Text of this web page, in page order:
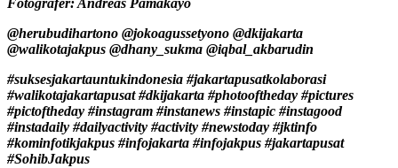
Fotografer: Andreas Pamakayo
@herubudihartono @jokoagussetyono @dkijakarta
@walikotajakpus @dhany_sukma @iqbal_akbarudin
#suksesjakartauntukindonesia #jakartapusatkolaborasi
#walikotajakartapusat #dkijakarta #photooftheday #pictures
#pictoftheday #instagram #instanews #instapic #instagood
#instadaily #dailyactivity #activity #newstoday #jktinfo
#kominfotikjakpus #infojakarta #infojakpus #jakartapusat
#SohibJakpus